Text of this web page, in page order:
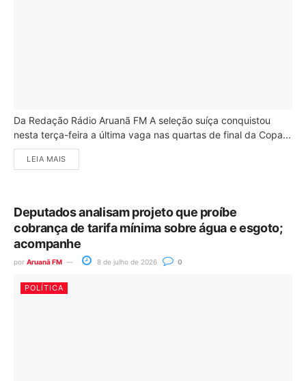
Da Redação Rádio Aruanã FM A seleção suíça conquistou
nesta terça-feira a última vaga nas quartas de final da Copa...
LEIA MAIS
Deputados analisam projeto que proíbe
cobrança de tarifa mínima sobre água e esgoto;
acompanhe
por Aruanã FM 8 de julho de 2026 0
POLÍTICA